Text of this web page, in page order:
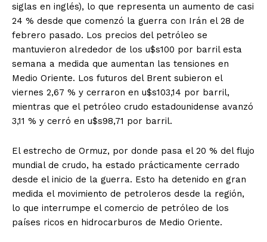
siglas en inglés), lo que representa un aumento de casi
24 % desde que comenzó la guerra con Irán el 28 de
febrero pasado. Los precios del petróleo se
mantuvieron alrededor de los u$s100 por barril esta
semana a medida que aumentan las tensiones en
Medio Oriente. Los futuros del Brent subieron el
viernes 2,67 % y cerraron en u$s103,14 por barril,
mientras que el petróleo crudo estadounidense avanzó
3,11 % y cerró en u$s98,71 por barril.
El estrecho de Ormuz, por donde pasa el 20 % del flujo
mundial de crudo, ha estado prácticamente cerrado
desde el inicio de la guerra. Esto ha detenido en gran
medida el movimiento de petroleros desde la región,
lo que interrumpe el comercio de petróleo de los
países ricos en hidrocarburos de Medio Oriente.